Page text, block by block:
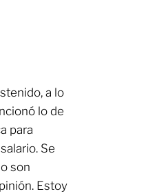
a lo
lo de
para
Se
son
Estoy